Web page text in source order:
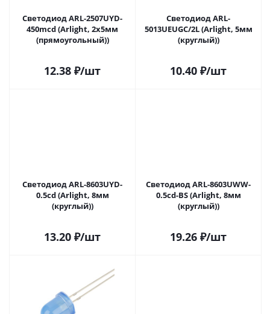
Светодиод ARL-2507UYD-
450mcd (Arlight, 2x5мм
(прямоугольный))
12.38 ₽/шт
Светодиод ARL-
5013UEUGC/2L (Arlight, 5мм
(круглый))
10.40 ₽/шт
Светодиод ARL-8603UYD-
0.5cd (Arlight, 8мм
(круглый))
13.20 ₽/шт
Светодиод ARL-8603UWW-
0.5cd-BS (Arlight, 8мм
(круглый))
19.26 ₽/шт